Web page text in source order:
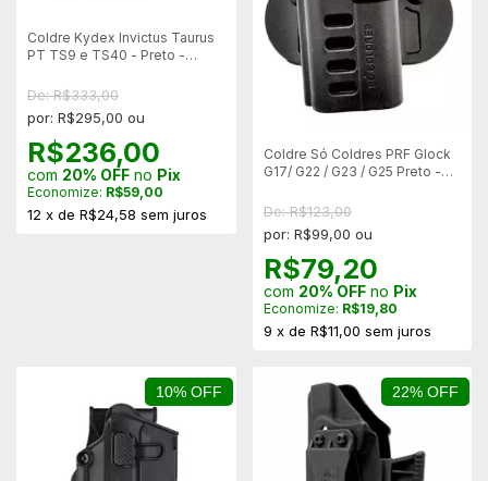
Coldre Kydex Invictus Taurus
PT TS9 e TS40 - Preto -
De: R$333,00
por: R$295,00 ou
R$236,00
com 20% OFF no Pix
Economize: R$59,00
12 x de R$24,58 sem juros
Coldre Só Coldres PRF Glock
G17/ G22 / G23 / G25 Preto -
De: R$123,00
por: R$99,00 ou
R$79,20
com 20% OFFno Pix
Economize: R$19,80
9 x de R$11,00 sem juros
10% OFF 22% OFF